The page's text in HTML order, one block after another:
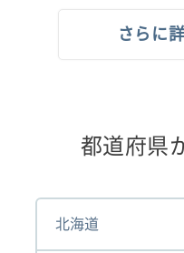
さらに
都道府県
北海道